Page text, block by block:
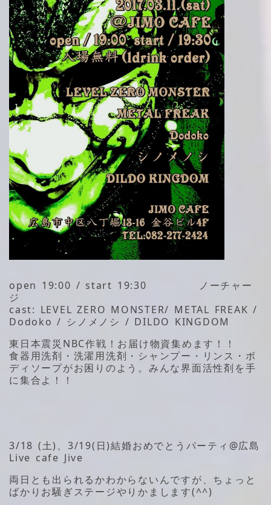
open 19:00 / start 19:30 ノーチャー
ジ
cast: LEVEL ZERO MONSTER/ METAL FREAK /
Dodoko / シノメノシ / DILDO KINGDOM
東日本震災NBC作戦！お届け物資集めます！！
食器用洗剤・洗濯用洗剤・シャンプー・リンス・ボ
ディソープがお困りのよう。みんな界面活性剤を手
に集合よ！！
3/18 (土)、3/19(日)結婚おめでとうパーティ@広島
Live cafe Jive
両日とも出られるかわからないんですが、ちょっと
ばかりお騒ぎステージやりかまします(^^)